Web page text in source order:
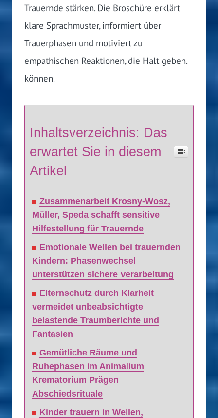
Trauernde stärken. Die Broschüre erklärt
klare Sprachmuster, informiert über
Trauerphasen und motiviert zu
empathischen Reaktionen, die Halt geben.
können.
Inhaltsverzeichnis: Das
erwartet Sie in diesem
Artikel
Zusammenarbeit Krosny-Wosz,
Müller, Speda schafft sensitive
Hilfestellung für Trauernde
Emotionale Wellen bei trauernden
Kindern: Phasenwechsel
unterstützen sichere Verarbeitung
Elternschutz durch Klarheit
vermeidet unbeabsichtigte
belastende Traumberichte und
Fantasien
Gemütliche Räume und
Ruhephasen im Animalium
Krematorium Prägen
Abschiedsrituale
Kinder trauern in Wellen,